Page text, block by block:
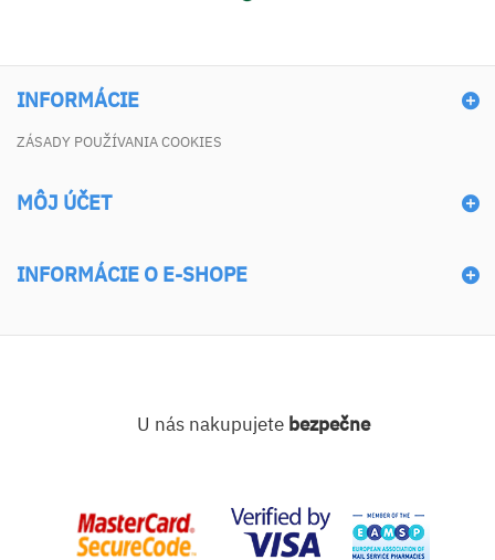
INFORMÁCIE
ZÁSADY POUŽÍVANIA COOKIES
MÔJ ÚČET
INFORMÁCIE O E-SHOPE
U nás nakupujete bezpečne